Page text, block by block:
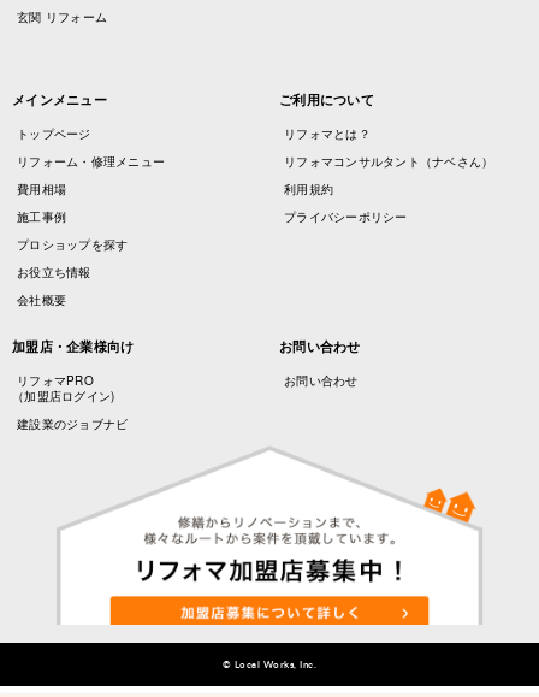
玄関 リフォーム
メインメニュー
トップページ
リフォーム・修理メニュー
費用相場
施工事例
プロショップを探す
お役立ち情報
会社概要
ご利用について
リフォマとは？
リフォマコンサルタント（ナベさん）
利用規約
プライバシーポリシー
加盟店・企業様向け
リフォマPRO
（加盟店ログイン)
建設業のジョブナビ
お問い合わせ
お問い合わせ
© Local Works, Inc.